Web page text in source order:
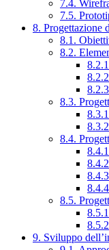
7.4.
7.5.
8. Progettazione
8.1.
8.2.
8.3.
8.4.
8.5.
9. Sviluppo